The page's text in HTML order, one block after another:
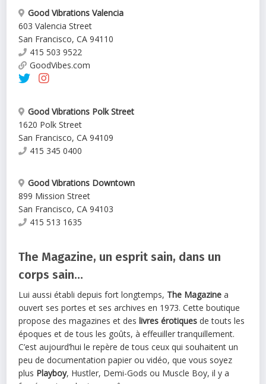
Good Vibrations Valencia
603 Valencia Street
San Francisco, CA 94110
415 503 9522
GoodVibes.com
Good Vibrations Polk Street
1620 Polk Street
San Francisco, CA 94109
415 345 0400
Good Vibrations Downtown
899 Mission Street
San Francisco, CA 94103
415 513 1635
The Magazine, un esprit sain, dans un
corps sain…
Lui aussi établi depuis fort longtemps, The Magazine a
ouvert ses portes et ses archives en 1973. Cette boutique
propose des magazines et deslivres érotiques de touts les
époques et de tous les goûts, à effeuiller tranquillement.
C’est aujourd’hui le repère de tous ceux qui souhaitent un
peu de documentation papier ou vidéo, que vous soyez
plus Playboy, Hustler, Demi-Gods ou Muscle Boy, il y a